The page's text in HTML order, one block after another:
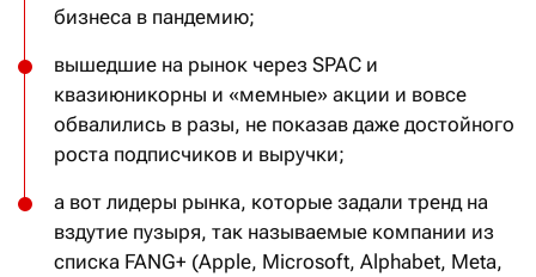
бизнеса в пандемию;
вышедшие на рынок через SPAC и
квазиюникорны и «мемные» акции и вовсе
обвалились в разы, не показав даже достойного
роста подписчиков и выручки;
а вот лидеры рынка, которые задали тренд на
вздутие пузыря, так называемые компании из
списка FANG+ (Apple, Microsoft, Alphabet, Meta,